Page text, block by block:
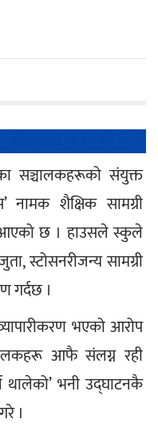
सञ्चालकहरूको संयुक्त
नामक शैक्षिक सामग्री
आएको छ । हाउसले स्कुले
स्टोसनरीजन्य सामग्री
गर्दछ ।
भएको आरोप
आफै संलग्न रही
थालेको’ भनी उद्घाटनकै
।